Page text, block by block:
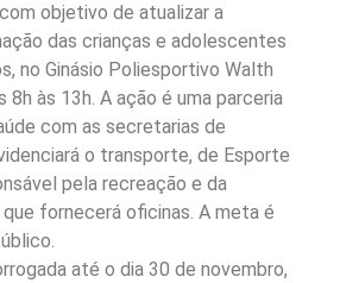
objetivo de atualizar a
das crianças e adolescentes
no Ginásio Poliesportivo Walth
8h às 13h. A ação é uma parceria
com as secretarias de
o transporte, de Esporte
pela recreação e da
fornecerá oficinas. A meta é
até o dia 30 de novembro,